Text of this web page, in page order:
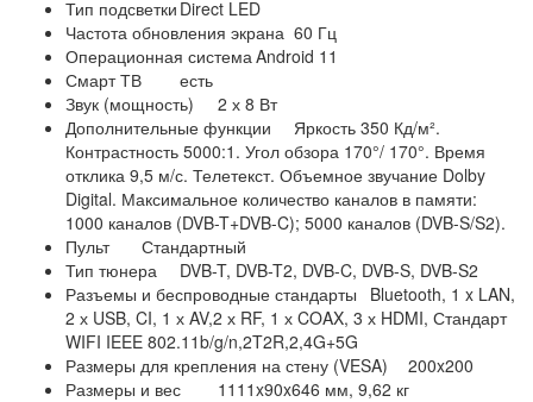
Тип подсветки Direct LED
Частота обновления экрана 60 Гц
Операционная системаAndroid 11
Смарт ТВ
есть
Звук (мощность)
2 х 8 Вт
Дополнительные функции
Яркость 350 Кд/м².
Контрастность 5000:1. Угол обзора 170°/ 170°. Время
отклика 9,5 м/с. Телетекст. Объемное звучание Dolby
Digital. Максимальное количество каналов в памяти:
1000 каналов (DVB-T+DVB-C); 5000 каналов (DVB-S/S2).
Пульт
Стандартный
Тип тюнера
DVB-T, DVB-T2, DVB-C, DVB-S, DVB-S2
Разъемы и беспроводные стандарты
Bluetooth, 1 x LAN,
2 х USB, CI, 1 х AV,2 х RF, 1 х COAX, 3 х HDMI, Стандарт
WIFI IEEE 802.11b/g/n,2T2R,2,4G+5G
Размеры для крепления на стену (VESA)
200x200
Размеры и вес
1111x90x646 мм, 9,62 кг